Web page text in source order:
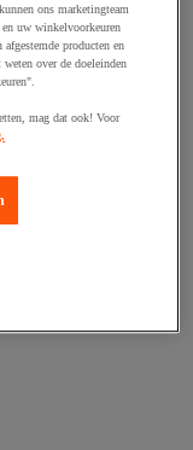
ons marketingteam
en uw winkelvoorkeuren
producten en
weten over de doeleinden
mag dat ook! Voor